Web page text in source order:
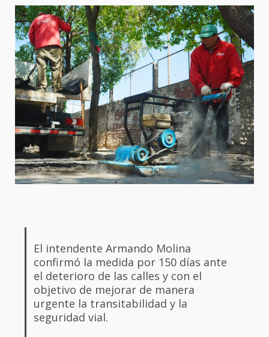
El intendente Armando Molina
confirmó la medida por 150 días ante
el deterioro de las calles y con el
objetivo de mejorar de manera
urgente la transitabilidad y la
seguridad vial.